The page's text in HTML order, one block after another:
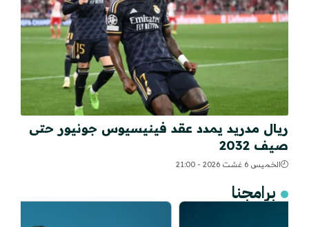
ريال مدريد يمدد عقد فينيسيوس جونيور حتى
صيف 2032
الخميس 6 غشت 2026 - 21:00
برامجنا